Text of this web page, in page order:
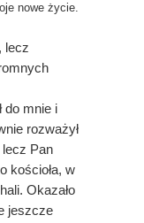
nowe życie.
lecz
do mnie i
rozważył
Pan
kościoła, w
Okazało
jeszcze